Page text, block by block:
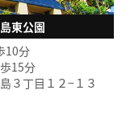
東公園
10分
15分
３丁目１２−１３